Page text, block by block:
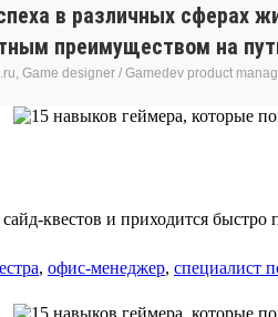
в различных сферах
преимуществом на
Game designer / Gamedev product
квестов и приходится
, офис-менеджер, специалист